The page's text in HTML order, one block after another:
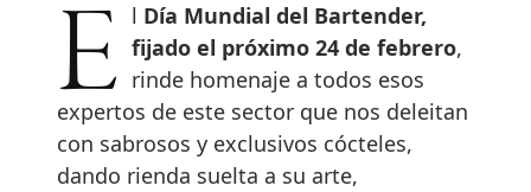
El Día Mundial del Bartender,
fijado el próximo 24 de febrero,
rinde homenaje a todos esos
expertos de este sector que nos deleitan
con sabrosos y exclusivos cócteles,
dando rienda suelta a su arte,